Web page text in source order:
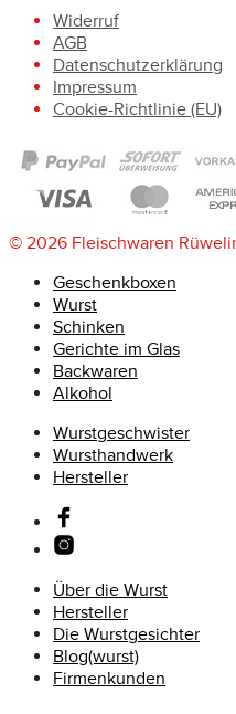
Widerruf
AGB
Datenschutzerklärung
Impressum
Cookie-Richtlinie (EU)
© 2026 Fleischwaren
Geschenkboxen
Wurst
Schinken
Gerichte im Glas
Backwaren
Alkohol
Wurstgeschwister
Wursthandwerk
Hersteller
Über die Wurst
Hersteller
Die Wurstgesichter
Blog(wurst)
Firmenkunden